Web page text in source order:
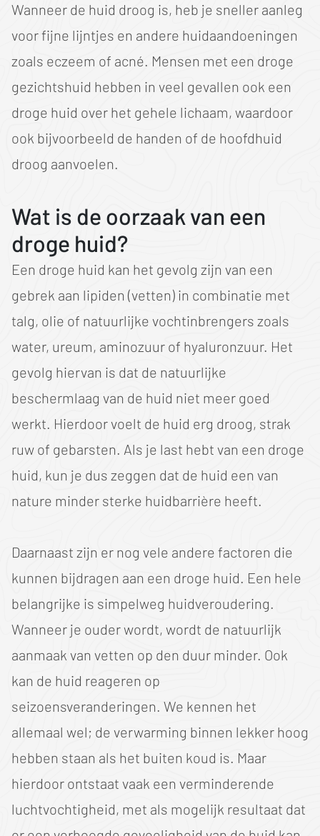
Wanneer de huid droog is, heb je sneller aanleg
voor fijne lijntjes en andere huidaandoeningen
zoals eczeem of acné. Mensen met een droge
gezichtshuid hebben in veel gevallen ook een
droge huid over het gehele lichaam, waardoor
ook bijvoorbeeld de handen of de hoofdhuid
droog aanvoelen.
Wat is de oorzaak van een
droge huid?
Een droge huid kan het gevolg zijn van een
gebrek aan lipiden (vetten) in combinatie met
talg, olie of natuurlijke vochtinbrengers zoals
water, ureum, aminozuur of hyaluronzuur. Het
gevolg hiervan is dat de natuurlijke
beschermlaag van de huid niet meer goed
werkt. Hierdoor voelt de huid erg droog, strak
ruw of gebarsten. Als je last hebt van een droge
huid, kun je dus zeggen dat de huid een van
nature minder sterke huidbarrière heeft.
Daarnaast zijn er nog vele andere factoren die
kunnen bijdragen aan een droge huid. Een hele
belangrijke is simpelweg huidveroudering.
Wanneer je ouder wordt, wordt de natuurlijk
aanmaak van vetten op den duur minder. Ook
kan de huid reageren op
seizoensveranderingen. We kennen het
allemaal wel; de verwarming binnen lekker hoog
hebben staan als het buiten koud is. Maar
hierdoor ontstaat vaak een verminderende
luchtvochtigheid, met als mogelijk resultaat dat